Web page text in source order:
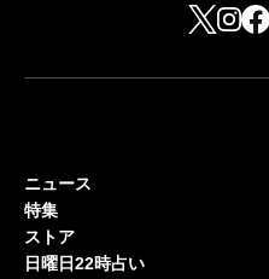
ニュース
特集
ストア
日曜日22時占い